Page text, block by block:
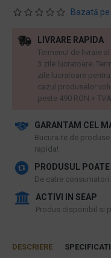
Bazată pe
GARANTAM CEL
​Bucura-te de
rapida!
PRODUSUL
De catre
ACTIVI IN SEAP
Produs disponibil si
LIVRARE RAPIDA
Termenul de livrare
3 zile lucratoare.
zile lucratoare
cazul produselor
peste 490 RON +
DESCRIERE